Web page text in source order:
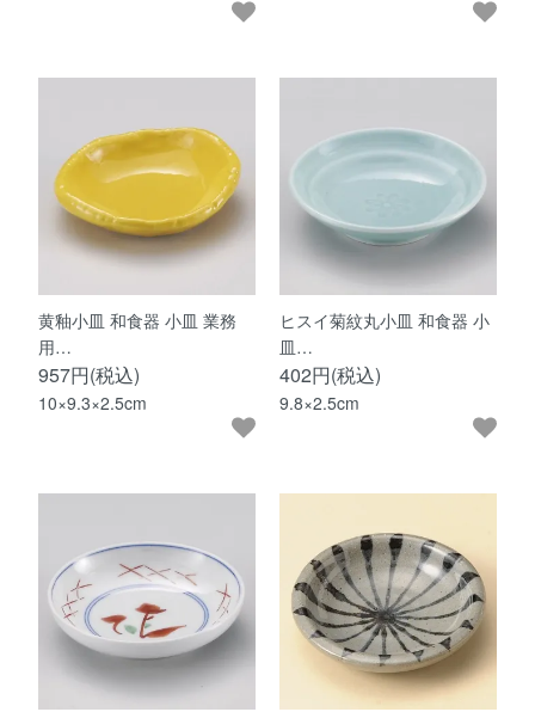
黄釉小皿 和食器 小皿 業務
用…
957円(税込)
10×9.3×2.5cm
ヒスイ菊紋丸小皿 和食器 小
皿…
402円(税込)
9.8×2.5cm